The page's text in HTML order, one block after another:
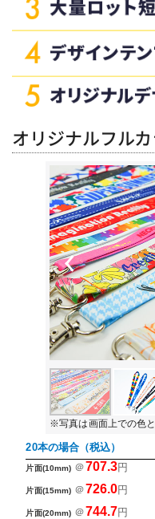
オリジナルフル
Previous
※写真は画面上での色
20本の場合（税込）
片面(10mm) ＠707.3円
片面(15mm) ＠726.0円
片面(20mm) ＠744.7円